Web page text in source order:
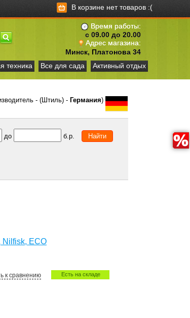
В корзине нет товаров :(
Время работы:
с 09.00 до 20.00
Адрес магазина:
Минск, Платонова 34
техника Все для сада Активный отдых
- (Штиль) - Германия)
до б.р.
Nilfisk, ECO
Есть на складе
к сравнению